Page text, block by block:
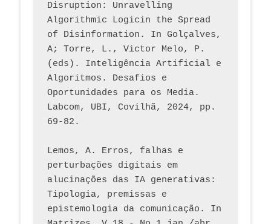
Disruption: Unravelling
Algorithmic Logicin the Spread
of Disinformation. In Golçalves,
A; Torre, L., Victor Melo, P.
(eds). Inteligência Artificial e
Algoritmos. Desafios e
Oportunidades para os Media.
Labcom, UBI, Covilhã, 2024, pp.
69-82.
Lemos, A. Erros, falhas e
perturbações digitais em
alucinações das IA generativas:
Tipologia, premissas e
epistemologia da comunicação. In